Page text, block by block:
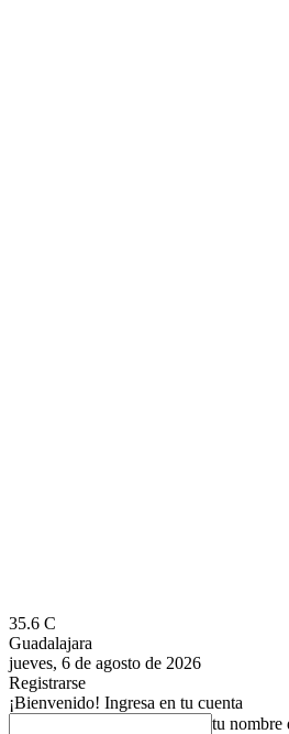
35.6 C
Guadalajara
jueves, 6 de agosto de 2026
Registrarse
¡Bienvenido! Ingresa en tu cuenta
tu nombre